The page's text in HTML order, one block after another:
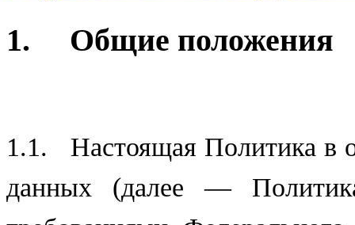
1. Общие положения
1.1. Настоящая Политика в
данных (далее —